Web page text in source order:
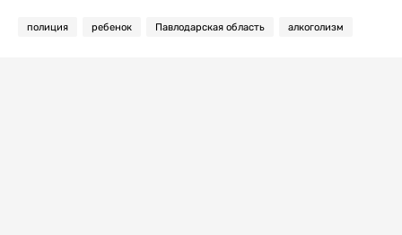
полиция ребенок Павлодарская область алкоголизм